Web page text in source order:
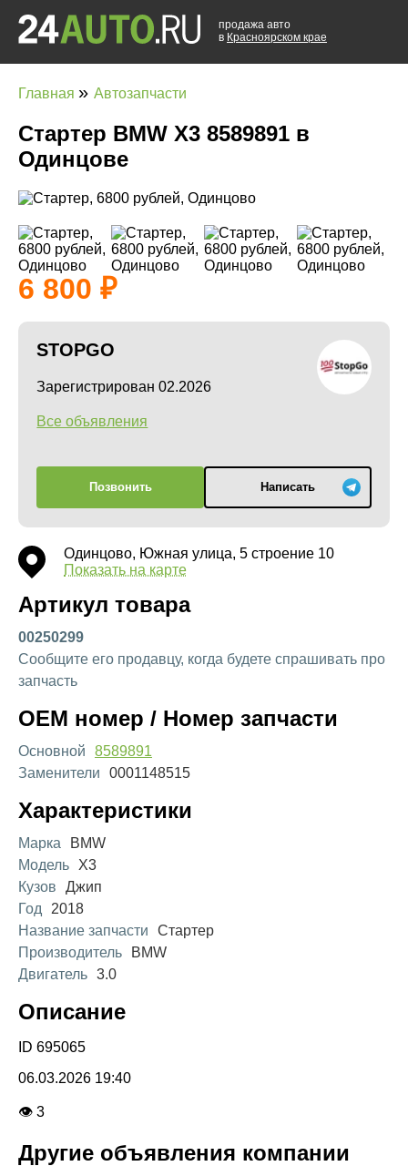
продажа авто
в Красноярском крае
Главная » Автозапчасти
Стартер BMW X3 8589891 в
Одинцове
6 800
STOPGO
Зарегистрирован 02.2026
Все объявления
Позвонить Написать
Одинцово, Южная улица, 5 строение 10
Показать на карте
Артикул товара
00250299
Сообщите его продавцу, когда будете спрашивать про
запчасть
OEM номер / Номер запчасти
Основной
8589891
Заменители
0001148515
Характеристики
Марка
BMW
Модель
X3
Кузов
Джип
Год
2018
Название запчасти
Стартер
Производитель
BMW
Двигатель 3.0
Описание
ID 695065
06.03.2026 19:40
👁 3
Другие объявления компании